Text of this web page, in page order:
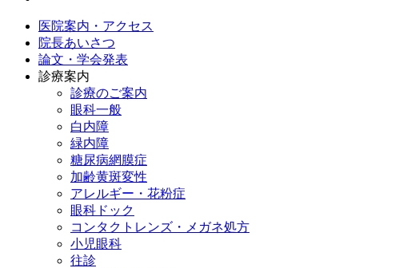
医院案内・アクセス
院長あいさつ
論文・学会発表
診療案内
診療のご案内
眼科一般
白内障
緑内障
糖尿病網膜症
加齢黄斑変性
アレルギー・花粉症
眼科ドック
コンタクトレンズ・メガネ処方
小児眼科
往診